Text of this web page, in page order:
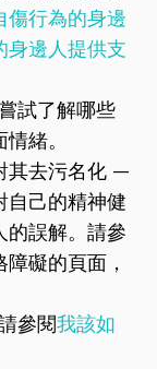
傷行為的身邊
身邊人提供支
試了解哪些
緒。
其去污名化 —
自己的精神健
的誤解。請參
礙的頁面，
參閱我該如